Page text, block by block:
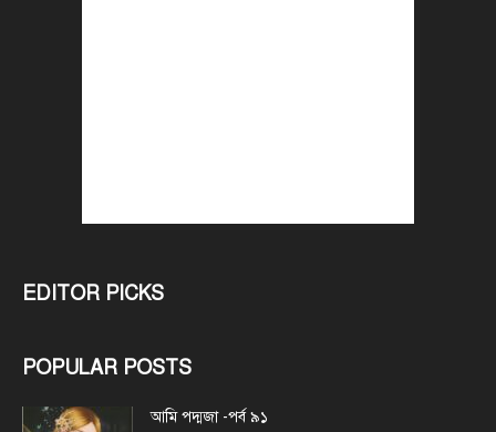
EDITOR PICKS
POPULAR POSTS
আমি পদ্মজা -পর্ব ৯১